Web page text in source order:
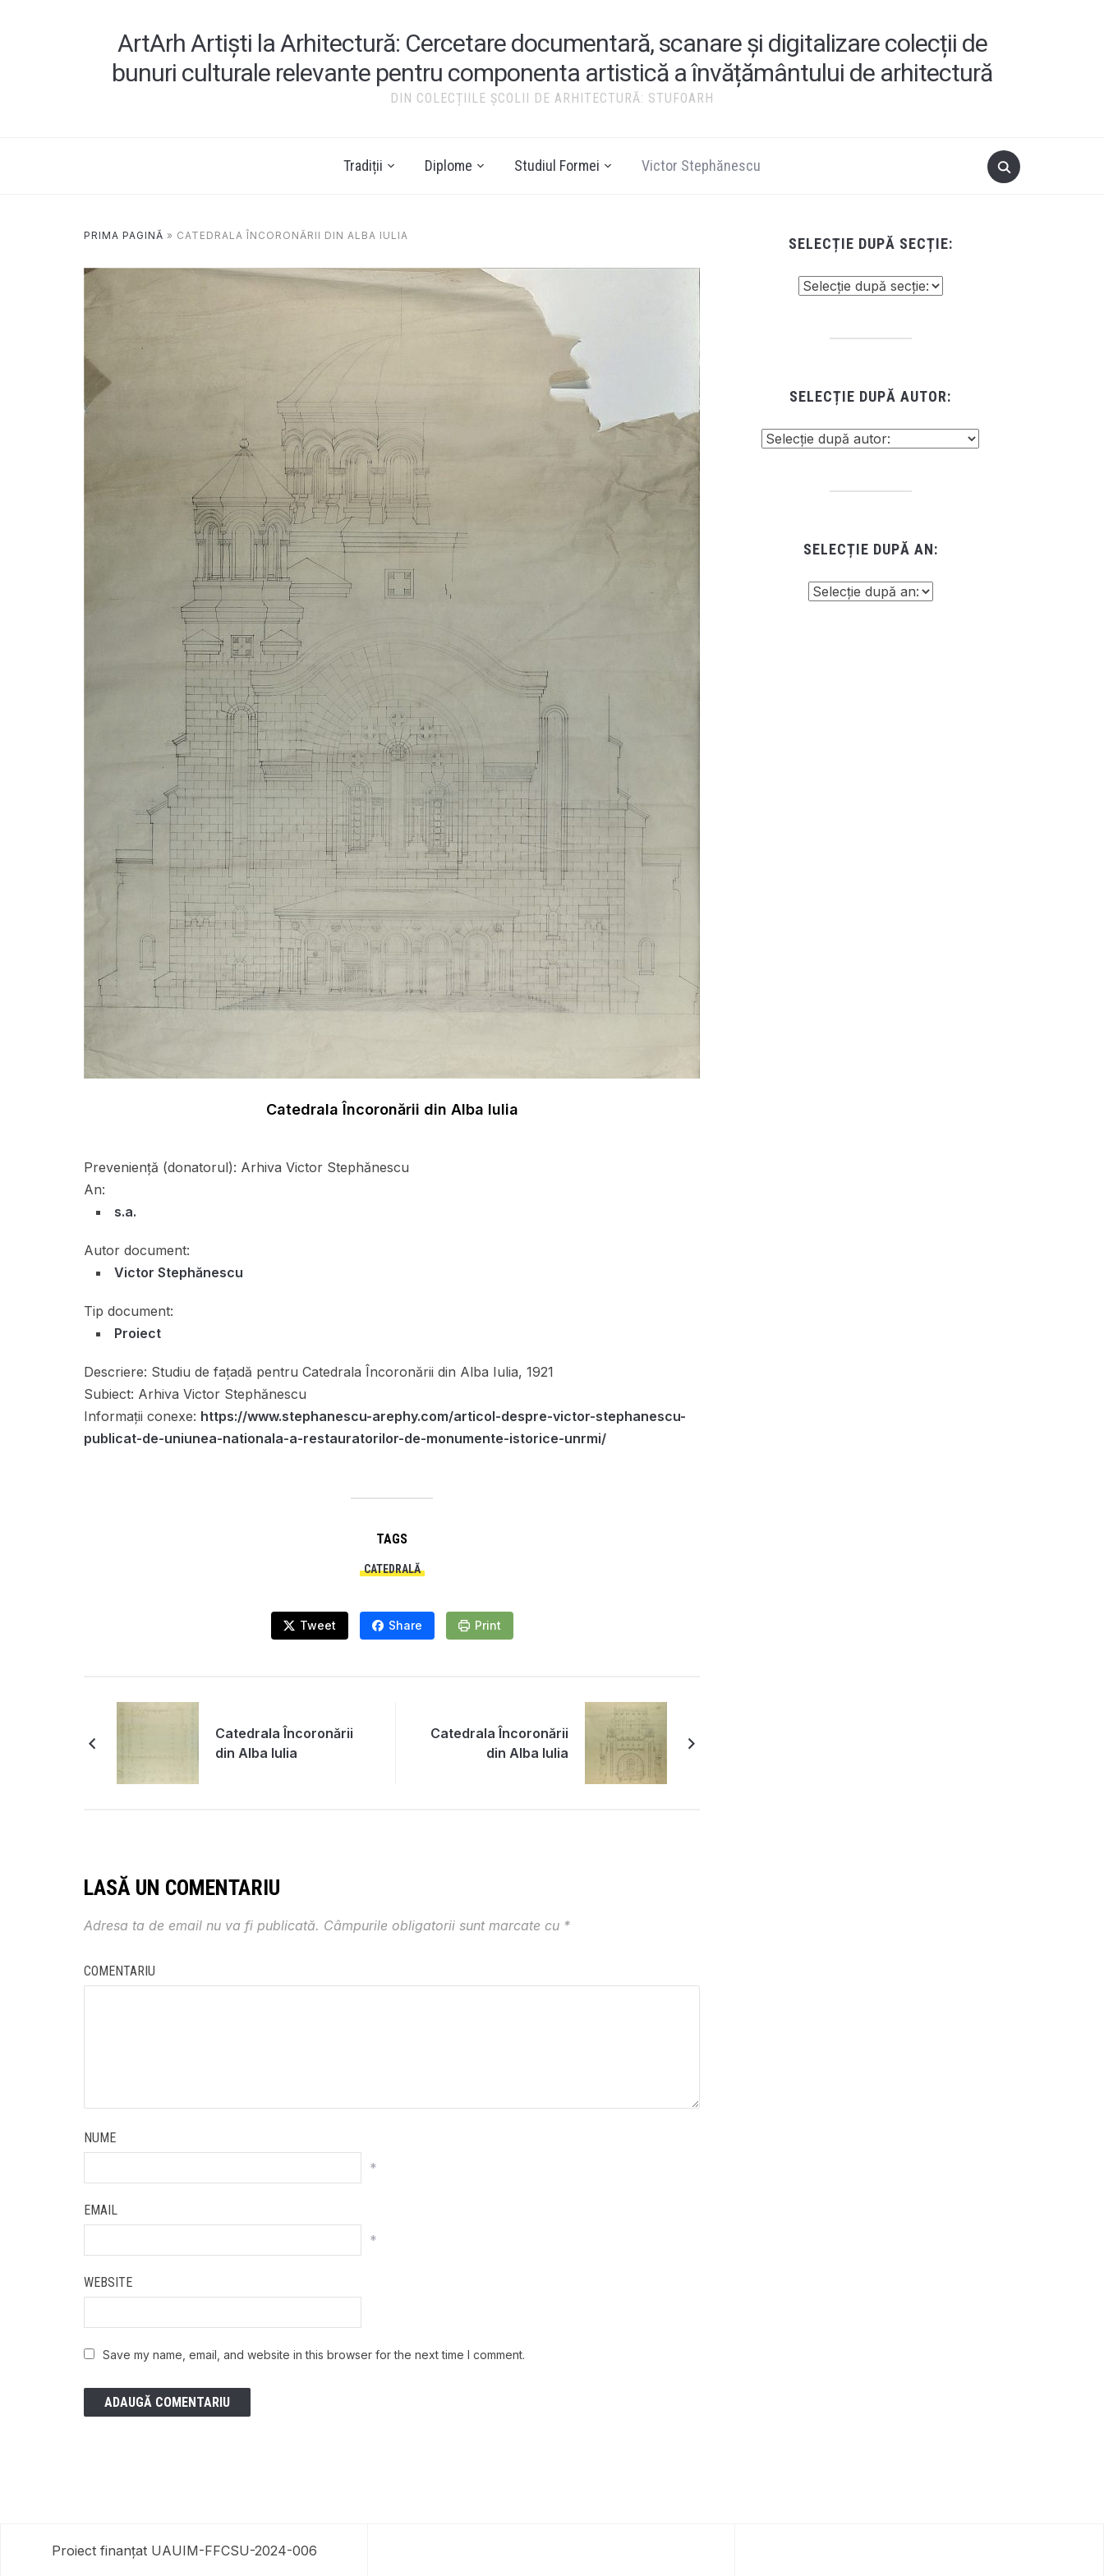
ArtArh Artiști la Arhitectură: Cercetare documentară, scanare și digitalizare colecții de
bunuri culturale relevante pentru componenta artistică a învățământului de arhitectură
DIN COLECȚIILE ȘCOLII DE ARHITECTURĂ: STUFOARH
Tradiții Diplome Studiul Formei Victor Stephănescu
PRIMA PAGINĂ » CATEDRALA ÎNCORONĂRII DIN ALBA IULIA
Catedrala Încoronării din Alba Iulia
Preveniență (donatorul): Arhiva Victor Stephănescu
An:
s.a.
Autor document:
Victor Stephănescu
Tip document:
Proiect
Descriere: Studiu de fațadă pentru Catedrala Încoronării din Alba Iulia, 1921
Subiect: Arhiva Victor Stephănescu
Informații conexe: https://www.stephanescu-arephy.com/articol-despre-victor-stephanescu-
publicat-de-uniunea-nationala-a-restauratorilor-de-monumente-istorice-unrmi/
TAGS
CATEDRALĂ
Tweet Share Print
Catedrala Încoronării
din Alba Iulia
Catedrala Încoronării
din Alba Iulia
LASĂ UN COMENTARIU
Adresa ta de email nu va fi publicată. Câmpurile obligatorii sunt marcate cu *
COMENTARIU
NUME
*
EMAIL
*
WEBSITE
Save my name, email, and website in this browser for the next time I comment.
SELECȚIE DUPĂ SECȚIE:
SELECȚIE DUPĂ AUTOR:
SELECȚIE DUPĂ AN:
Proiect finanțat UAUIM-FFCSU-2024-006